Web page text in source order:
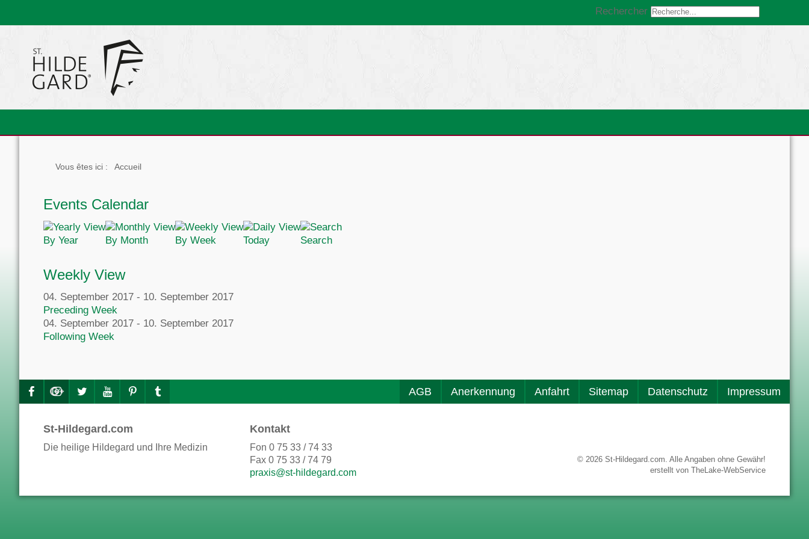
Rechercher
Vous êtes ici : Accueil
Events Calendar
By Year By Month By Week Today Search
Weekly View
04. September 2017 - 10. September 2017
Preceding Week
04. September 2017 - 10. September 2017
Following Week
AGB Anerkennung Anfahrt Sitemap Datenschutz Impressum
St-Hildegard.com
Die heilige Hildegard und Ihre Medizin
Kontakt
Fon 0 75 33 / 74 33
Fax 0 75 33 / 74 79
praxis@st-hildegard.com
© 2026 St-Hildegard.com. Alle Angaben ohne Gewähr!
erstellt von TheLake-WebService